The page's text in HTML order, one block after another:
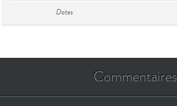
Dates
Commentaires